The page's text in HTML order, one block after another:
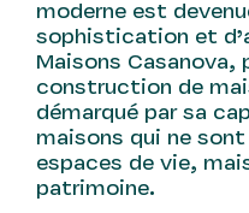
moderne est
sophistication et
Maisons Casanova,
construction de
démarqué par sa
maisons qui ne
espaces de vie,
patrimoine.